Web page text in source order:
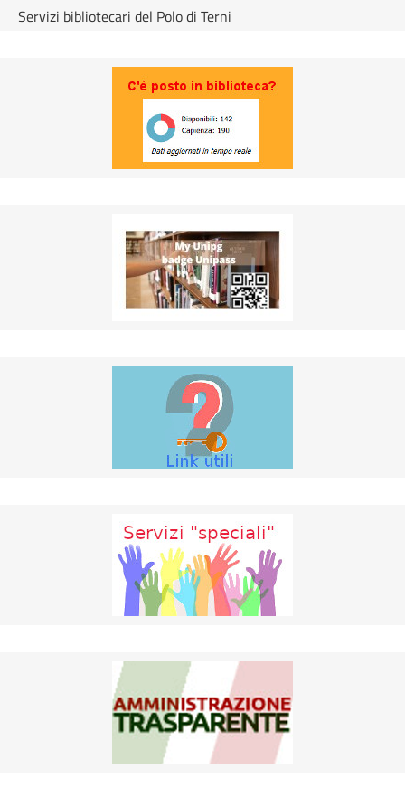
Servizi bibliotecari del Polo di Terni